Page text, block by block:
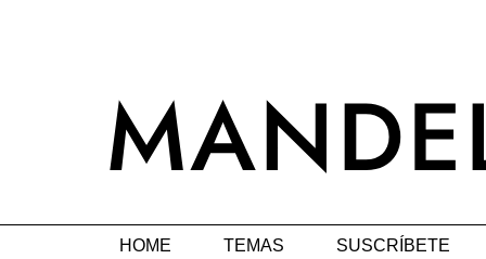
HOME TEMAS SUSCRÍBETE